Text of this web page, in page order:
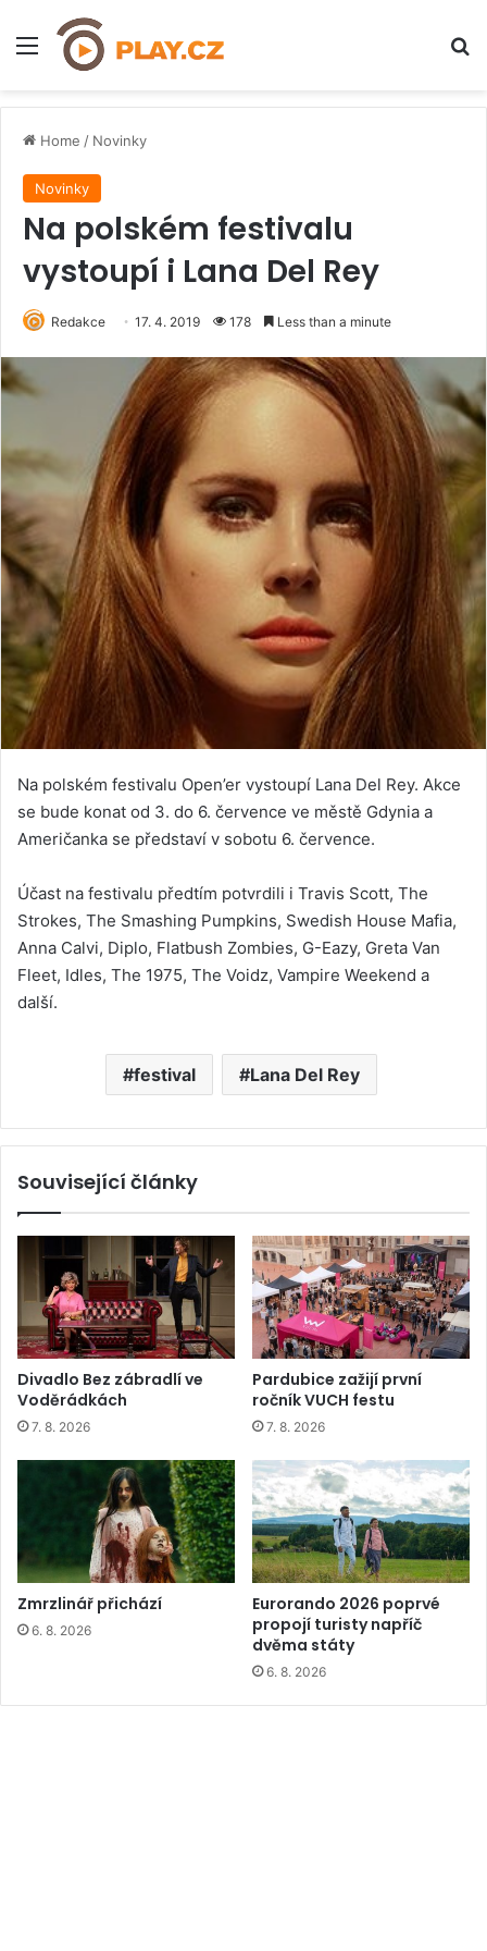
Menu
Home / Novinky
Novinky
Na polském festivalu
vystoupí i Lana Del Rey
Redakce 17. 4. 2019 178 Less than a minute
Na polském festivalu Open’er vystoupí Lana Del Rey. Akce
se bude konat od 3. do 6. července ve městě Gdynia a
Američanka se představí v sobotu 6. července.
Účast na festivalu předtím potvrdili i Travis Scott, The
Strokes, The Smashing Pumpkins, Swedish House Mafia,
Anna Calvi, Diplo, Flatbush Zombies, G-Eazy, Greta Van
Fleet, Idles, The 1975, The Voidz, Vampire Weekend a
další.
festival Lana Del Rey
Související články
Divadlo Bez zábradlí ve
Voděrádkách
7. 8. 2026
Pardubice zažijí první
ročník VUCH festu
7. 8. 2026
Zmrzlinář přichází
6. 8. 2026
Eurorando 2026 poprvé
propojí turisty napříč
dvěma státy
6. 8. 2026